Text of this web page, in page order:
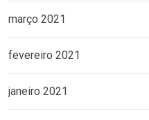
março 2021
fevereiro 2021
janeiro 2021